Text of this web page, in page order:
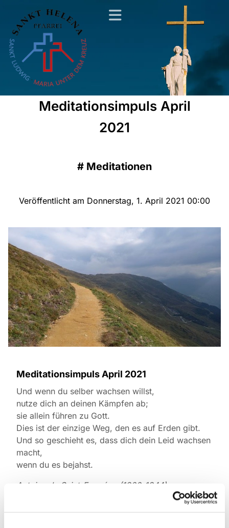
Meditationsimpuls April
2021
# Meditationen
Veröffentlicht am Donnerstag, 1. April 2021 00:00
Meditationsimpuls April 2021
Und wenn du selber wachsen willst,
nutze dich an deinen Kämpfen ab;
sie allein führen zu Gott.
Dies ist der einzige Weg, den es auf Erden gibt.
Und so geschieht es, dass dich dein Leid wachsen
macht,
wenn du es bejahst.
Antoine de Saint-Exupéry, (1900-1944)
Franz. Schriftsteller, Pilot, Nationalheld, in